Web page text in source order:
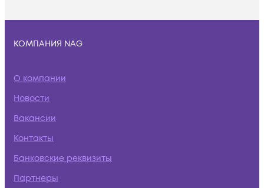
КОМПАНИЯ NAG
О компании
Новости
Вакансии
Контакты
Банковские реквизиты
Партнеры